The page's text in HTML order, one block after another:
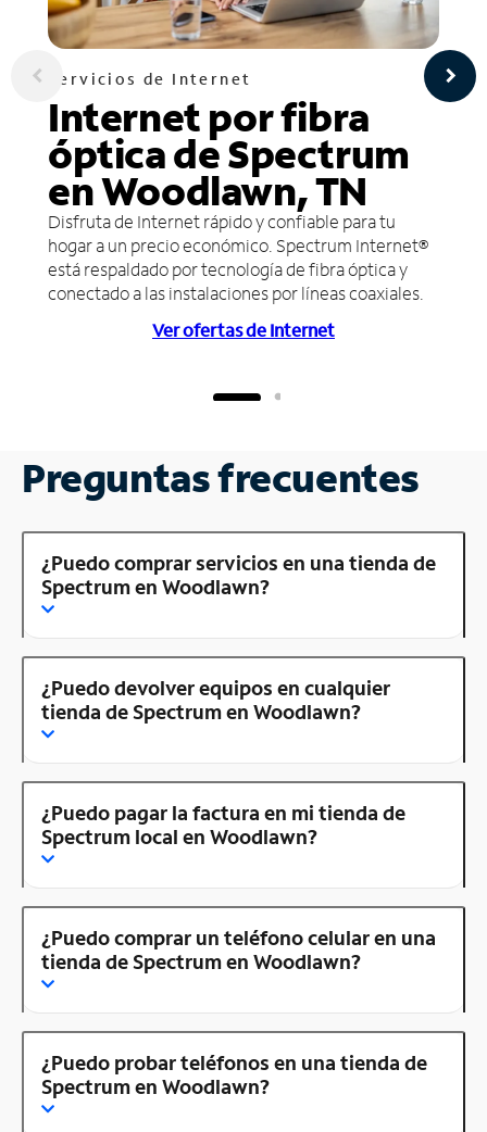
Servicios de Internet
Internet por fibra
óptica de Spectrum
en Woodlawn, TN
Disfruta de Internet rápido y confiable para tu
hogar a un precio económico. Spectrum Internet®
está respaldado por tecnología de fibra óptica y
conectado a las instalaciones por líneas coaxiales.
Ver ofertas de Internet
Preguntas frecuentes
¿Puedo comprar servicios en una tienda de
Spectrum en Woodlawn?
¿Puedo devolver equipos en cualquier
tienda de Spectrum en Woodlawn?
¿Puedo pagar la factura en mi tienda de
Spectrum local en Woodlawn?
¿Puedo comprar un teléfono celular en una
tienda de Spectrum en Woodlawn?
¿Puedo probar teléfonos en una tienda de
Spectrum en Woodlawn?